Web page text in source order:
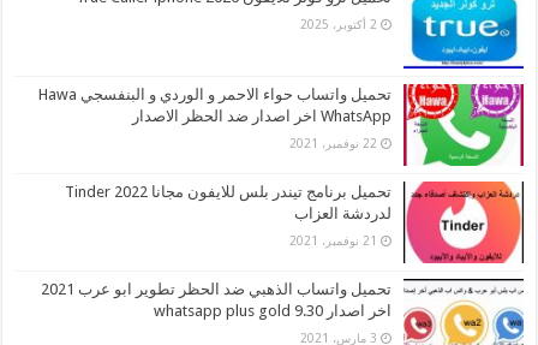
2 أكتوبر، 2025
تحميل واتساب حواء الاحمر و الوردي و البنفسجي Hawa
WhatsApp اخر اصدار ضد الحظر الاصدار
22 نوفمبر، 2021
تحميل برنامج تيندر بلس للايفون مجانا 2022 Tinder
لدردشة العزاب
21 نوفمبر، 2021
تحميل واتساب الذهبي ضد الحظر تطوير ابو عرب 2021
اخر اصدار whatsapp plus gold 9.30
3 مارس، 2021